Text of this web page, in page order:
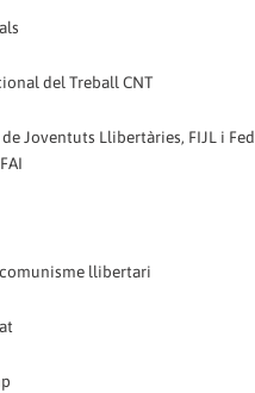
del Treball CNT
Joventuts Llibertàries, FIJL i
llibertari